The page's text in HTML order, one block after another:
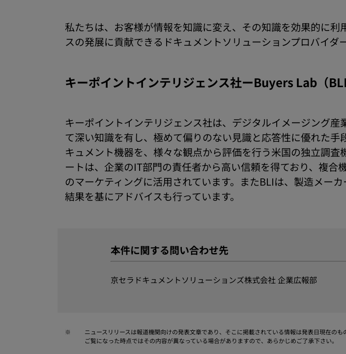
私たちは、お客様が情報を知識に変え、その知識を効果的に
スの発展に貢献できるドキュメントソリューションプロバイダ
キーポイントインテリジェンス社ーBuyers Lab（
キーポイントインテリジェンス社は、デジタルイメージング
て深い知識を有し、極めて偏りのない見識と応答性に優れた
キュメント機器を、様々な観点から評価を行う米国の独立調
ートは、企業のIT部門の責任者から高い信頼を得ており、複
のマーケティングに活用されています。またBLIは、製造メー
結果を基にアドバイスも行っています。
本件に関する問い合わせ先
京セラドキュメントソリューションズ株式会社 企業広報部
※
ニュースリリースは報道機関向けの発表文章であり、そこに掲載されている情報は発表日現在のも
ご覧になった時点ではその内容が異なっている場合がありますので、あらかじめご了承下さい。